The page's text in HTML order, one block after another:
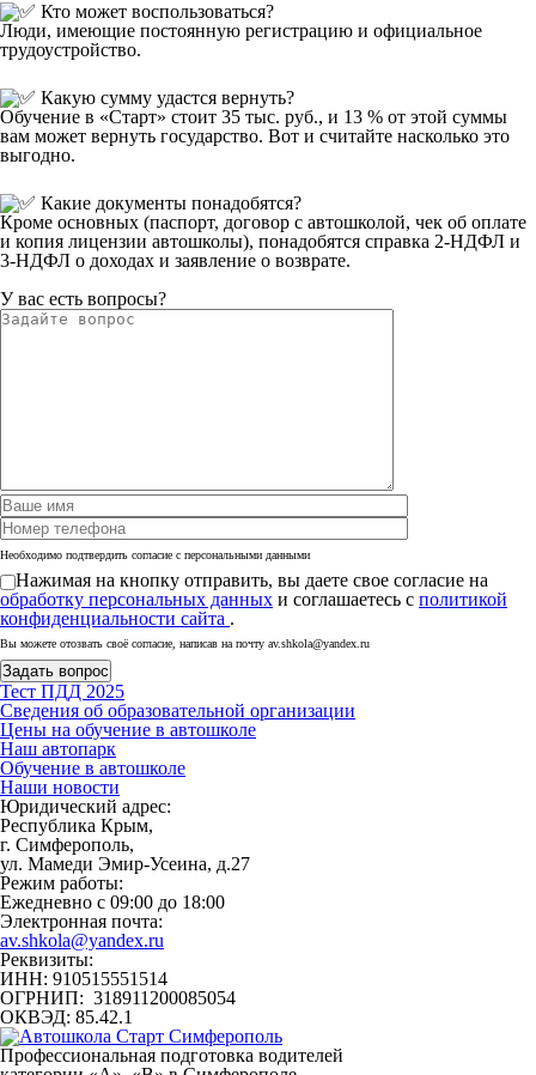
Кто может воспользоваться?
Люди, имеющие постоянную регистрацию и официальное
трудоустройство.
Какую сумму удастся вернуть?
Обучение в «Старт» стоит 35 тыс. руб., и 13 % от этой суммы
вам может вернуть государство. Вот и считайте насколько это
выгодно.
Какие документы понадобятся?
Кроме основных (паспорт, договор с автошколой, чек об оплате
и копия лицензии автошколы), понадобятся справка 2-НДФЛ и
3-НДФЛ о доходах и заявление о возврате.
У вас есть вопросы?
Необходимо подтвердить согласие с персональными данными
Нажимая на кнопку отправить, вы даете свое согласие на
обработку персональных данных и соглашаетесь с политикой
конфиденциальности сайта .
Вы можете отозвать своё согласие, написав на почту av.shkola@yandex.ru
Тест ПДД 2025
Сведения об образовательной организации
Цены на обучение в автошколе
Наш автопарк
Обучение в автошколе
Наши новости
Юридический адрес:
Республика Крым,
г. Симферополь,
ул. Мамеди Эмир-Усеина, д.27
Режим работы:
Ежедневно с 09:00 до 18:00
Электронная почта:
av.shkola@yandex.ru
Реквизиты:
ИНН: 910515551514
ОГРНИП: 318911200085054
ОКВЭД: 85.42.1
Профессиональная подготовка водителей